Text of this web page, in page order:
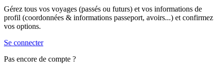
Gérez tous vos voyages (passés ou futurs) et vos informations de
profil (coordonnées & informations passeport, avoirs...) et confirmez
vos options.
Se connecter
Pas encore de compte ?